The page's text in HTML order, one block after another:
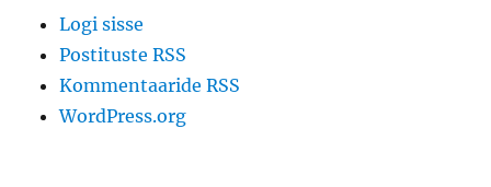
Logi sisse
Postituste RSS
Kommentaaride RSS
WordPress.org